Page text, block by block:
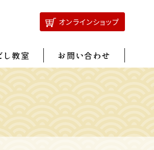
オンラインショップ
し教室 お問い合わせ